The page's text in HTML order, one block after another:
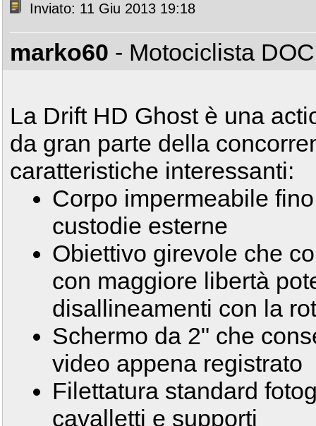
Inviato: 11 Giu 2013 19:18
marko60 - Motociclista
La Drift HD Ghost è una
da gran parte della
caratteristiche interessanti:
Corpo impermeabile
custodie esterne
Obiettivo girevole che
con maggiore libertà
disallineamenti con la
Schermo da 2" che
video appena registrato
Filettatura standard
cavalletti e supporti